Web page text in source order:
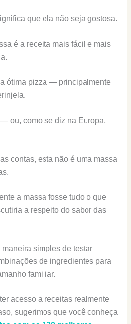
que ela não seja gostosa.
é a receita mais fácil e mais
ótima pizza — principalmente
ou, como se diz na Europa,
contas, esta não é uma massa
a massa fosse tudo o que
a respeito do sabor das
maneira simples de testar
de ingredientes para
familiar.
acesso a receitas realmente
sugerimos que você conheça